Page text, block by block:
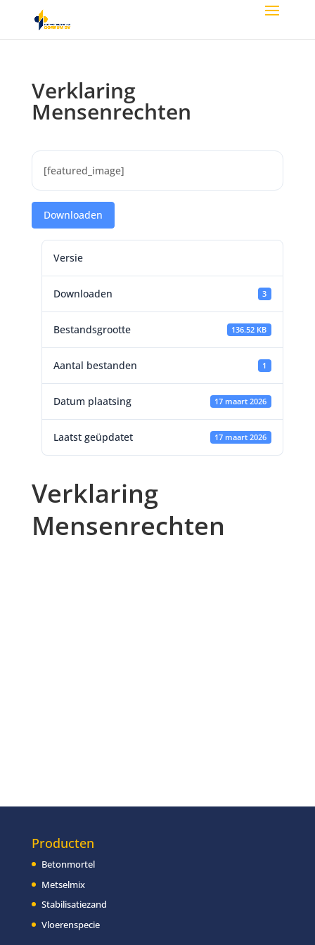
Verklaring
Mensenrechten
[featured_image]
Downloaden
Versie
Downloaden 3
Bestandsgrootte 136.52 KB
Aantal bestanden 1
Datum plaatsing 17 maart 2026
Laatst geüpdatet 17 maart 2026
Verklaring
Mensenrechten
Producten
Betonmortel
Metselmix
Stabilisatiezand
Vloerenspecie